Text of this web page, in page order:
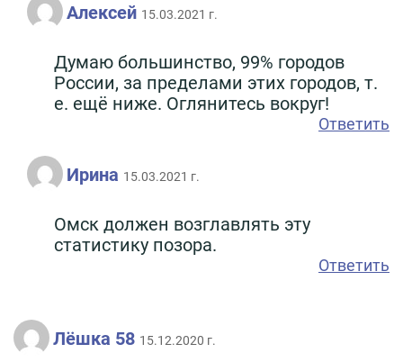
Алексей 15.03.2021 г.
Думаю большинство, 99% городов
России, за пределами этих городов, т.
е. ещё ниже. Оглянитесь вокруг!
Ответить
Ирина 15.03.2021 г.
Омск должен возглавлять эту
статистику позора.
Ответить
Лёшка 58 15.12.2020 г.